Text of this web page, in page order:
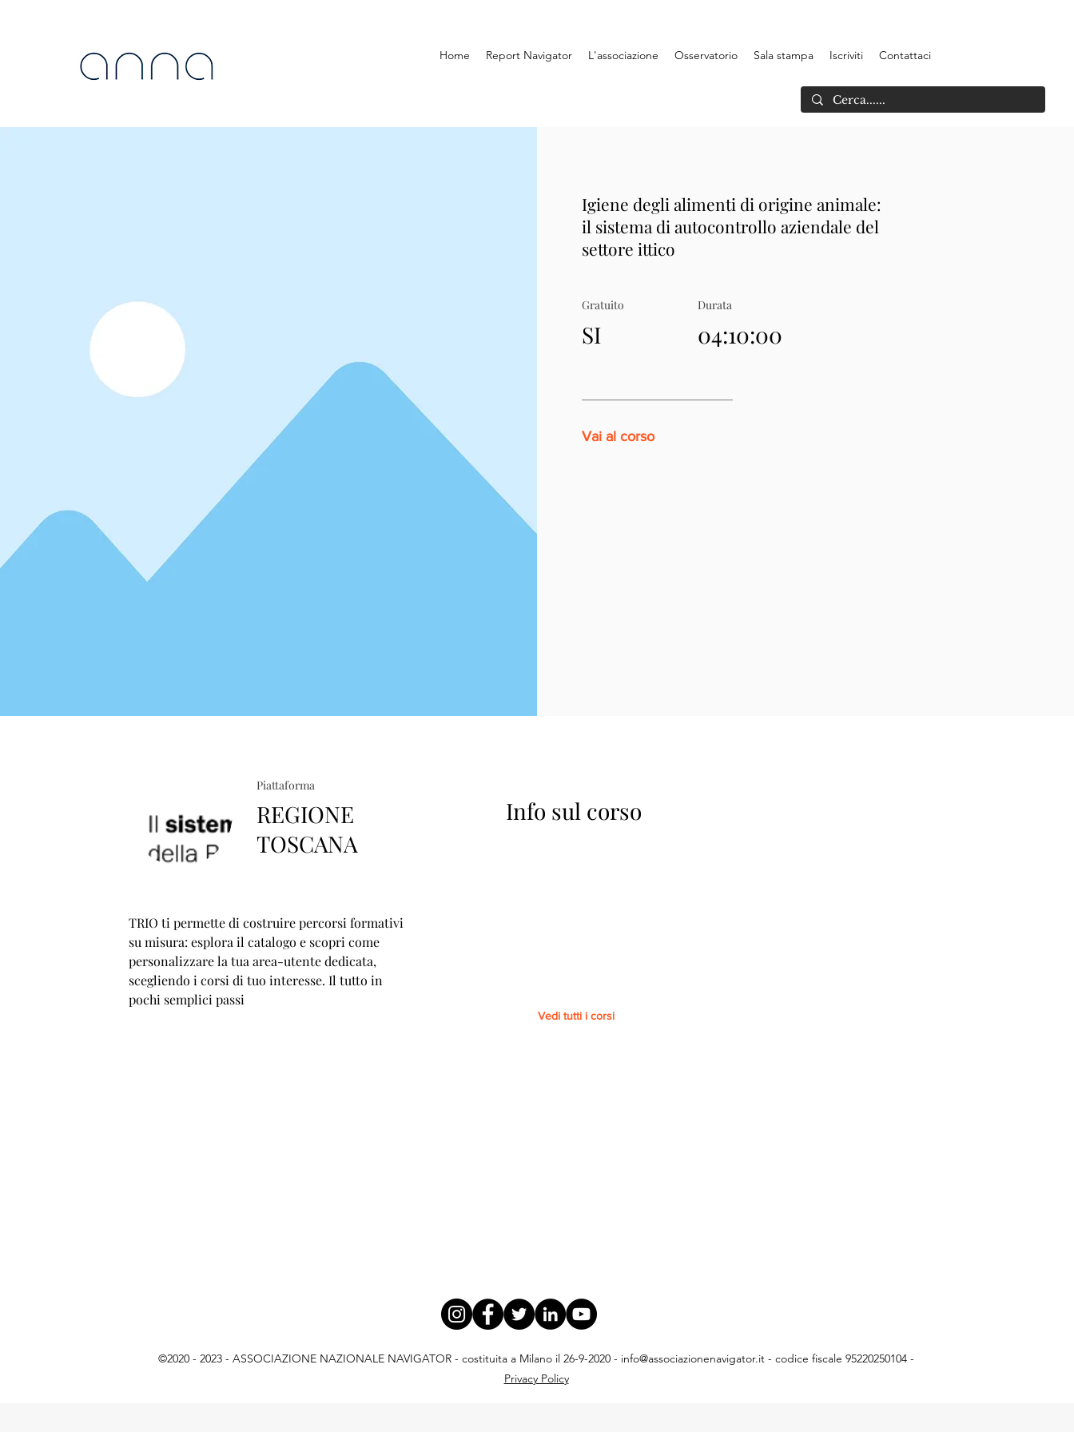
Home Report Navigator L'associazione Osservatorio Sala stampa Iscriviti Contattaci
Igiene degli alimenti di origine animale:
il sistema di autocontrollo aziendale del
settore ittico
Gratuito
SI
Durata
04:10:00
Vai al corso
Piattaforma
REGIONE
TOSCANA
TRIO ti permette di costruire percorsi formativi
su misura: esplora il catalogo e scopri come
personalizzare la tua area-utente dedicata,
scegliendo i corsi di tuo interesse. Il tutto in
pochi semplici passi
Info sul corso
Vedi tutti i corsi
©2020 - 2023 - ASSOCIAZIONE NAZIONALE NAVIGATOR - costituita a Milano il 26-9-2020 - info@associazionenavigator.it - codice fiscale 95220250104 -
Privacy Policy